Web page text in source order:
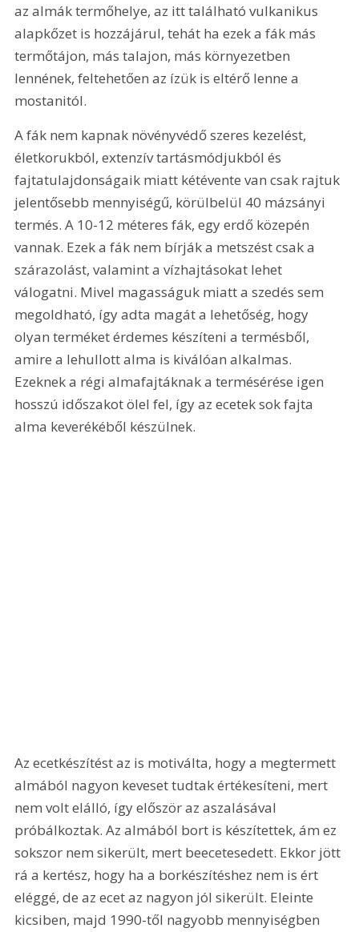
az almák termőhelye, az itt található vulkanikus
alapkőzet is hozzájárul, tehát ha ezek a fák más
termőtájon, más talajon, más környezetben
lennének, feltehetően az ízük is eltérő lenne a
mostanitól.
A fák nem kapnak növényvédő szeres kezelést,
életkorukból, extenzív tartásmódjukból és
fajtatulajdonságaik miatt kétévente van csak rajtuk
jelentősebb mennyiségű, körülbelül 40 mázsányi
termés. A 10-12 méteres fák, egy erdő közepén
vannak. Ezek a fák nem bírják a metszést csak a
szárazolást, valamint a vízhajtásokat lehet
válogatni. Mivel magasságuk miatt a szedés sem
megoldható, így adta magát a lehetőség, hogy
olyan terméket érdemes készíteni a termésből,
amire a lehullott alma is kiválóan alkalmas.
Ezeknek a régi almafajtáknak a termésérése igen
hosszú időszakot ölel fel, így az ecetek sok fajta
alma keverékéből készülnek.
Az ecetkészítést az is motiválta, hogy a megtermett
almából nagyon keveset tudtak értékesíteni, mert
nem volt elálló, így először az aszalásával
próbálkoztak. Az almából bort is készítettek, ám ez
sokszor nem sikerült, mert beecetesedett. Ekkor jött
rá a kertész, hogy ha a borkészítéshez nem is ért
eléggé, de az ecet az nagyon jól sikerült. Eleinte
kicsiben, majd 1990-től nagyobb mennyiségben